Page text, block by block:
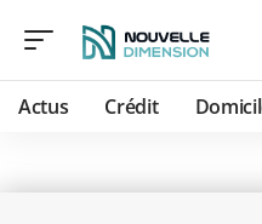
Actus Crédit